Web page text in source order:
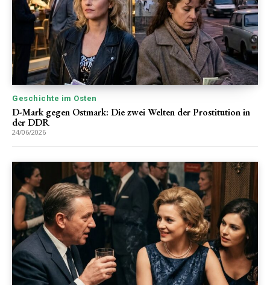
Geschichte im Osten
D-Mark gegen Ostmark: Die zwei Welten der Prostitution in
der DDR
24/06/2026